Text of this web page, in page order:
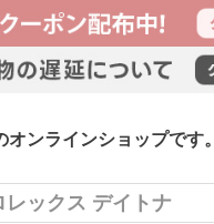
ンラインショップです。